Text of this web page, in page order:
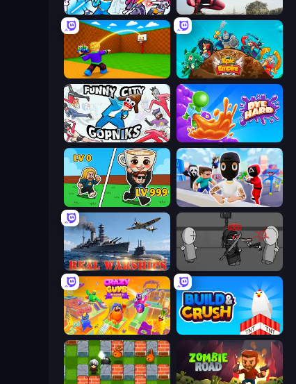
Space Wars Battleground Amazing Strange Rope Police
Throw a Lucky Block Epic Empire: Tower Defense
Funny City: Gopniks Dye Hard
Brainrot Arena Online
Real Warships Madness Project Nexus
Crazy Guys Build and Crush